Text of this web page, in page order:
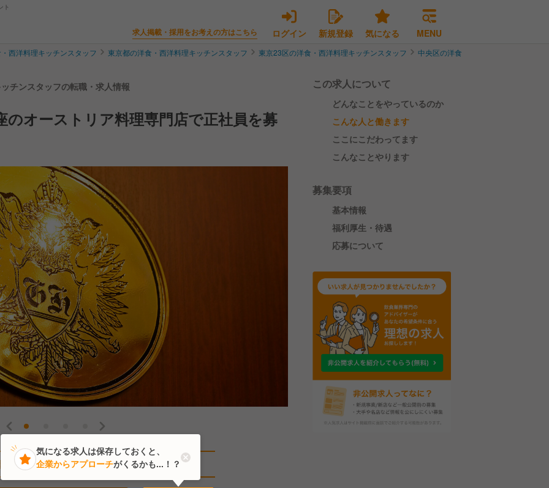
ト
求人掲載・採用をお考えの方はこちら ログイン 新規登録 気になる MENU
西洋料理キッチンスタッフ 東京都の洋食・西洋料理キッチンスタッフ 東京23区の洋食・西洋料理キッチンスタッフ 中央区の洋食・西洋料理キッチンスタ
チンスタッフの転職・求人情報
のオーストリア料理専門店で正社員を募
近3人がこの求人を検討中
この求人について
どんなことをやっているのか
こんな人と働きます
ここにこだわってます
こんなことやります
募集要項
基本情報
福利厚生・待遇
応募について
気になる求人は保存しておくと、
企業からアプローチがくるかも...！？